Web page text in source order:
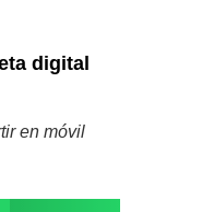
digital
en móvil